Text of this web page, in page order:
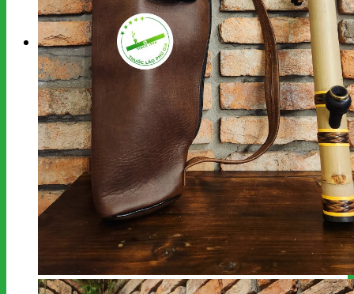
kiếm:
Giỏ hàng
Chưa có sản phẩm trong giỏ hàng.